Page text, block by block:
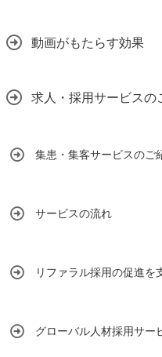
動画がもたらす効果
求人・採用サービスの
集患・集客サービスのご
サービスの流れ
リファラル採用の促進を
グローバル人材採用サー